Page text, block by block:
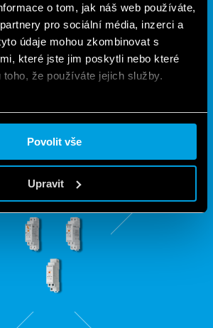
o tom, jak náš web používáte,
pro sociální média, inzerci a
údaje mohou zkombinovat s
které jste jim poskytli nebo které
že používáte jejich služby.
Povolit vše
Upravit
AUTOMATY PRO
SPRÁVNÉHO
VŠUDE, KDE JE
AUTOMATY Pro instalaci na DIN lištu.